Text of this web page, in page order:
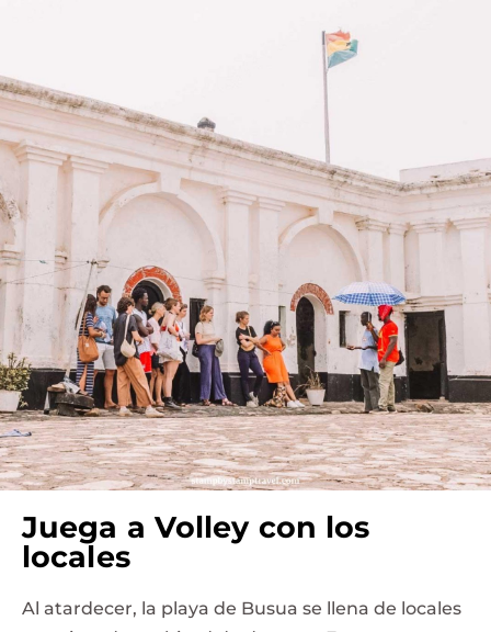
Juega a Volley con los
locales
Al atardecer, la playa de Busua se llena de locales